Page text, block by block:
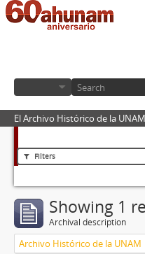
El Archivo Histórico de la UNAM
Filters
Showing 1
Archival description
Archivo Histórico de la UNAM